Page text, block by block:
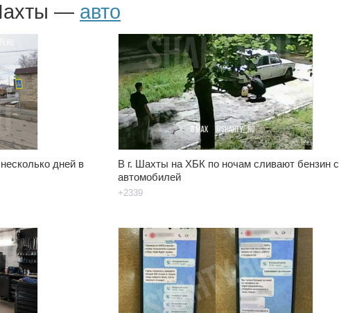
— авто
дней в
В г. Шахты на ХБК по ночам сливают бензин с
автомобилей
+2339